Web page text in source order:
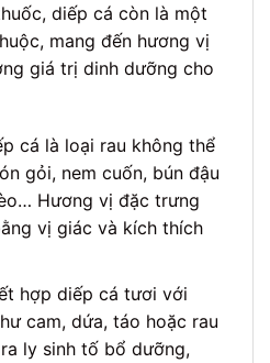
diếp cá còn là một
mang đến hương vị
giá trị dinh dưỡng cho
cá là loại rau không thể
gỏi, nem cuốn, bún đậu
Hương vị đặc trưng
vị giác và kích thích
hợp diếp cá tươi với
cam, dứa, táo hoặc rau
ly sinh tố bổ dưỡng,